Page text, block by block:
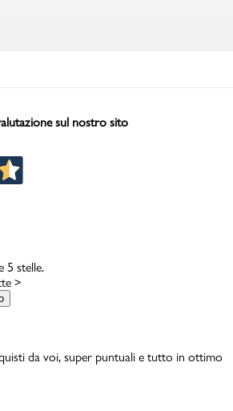
sul nostro sito
5 stelle.
>
da voi, super puntuali e tutto in ottimo